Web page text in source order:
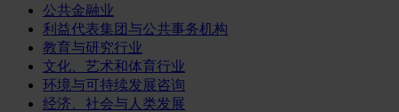
公共金融业
利益代表集团与公共事务机构
教育与研究行业
文化、艺术和体育行业
环境与可持续发展咨询
经济、社会与人类发展